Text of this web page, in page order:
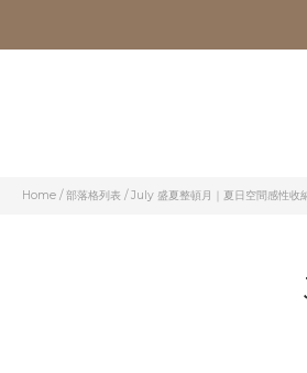
Home / 部落格列表 / July 盛夏整頓月｜夏日空間感性收